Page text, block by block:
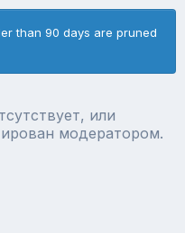
than 90 days are pruned
или
модератором.